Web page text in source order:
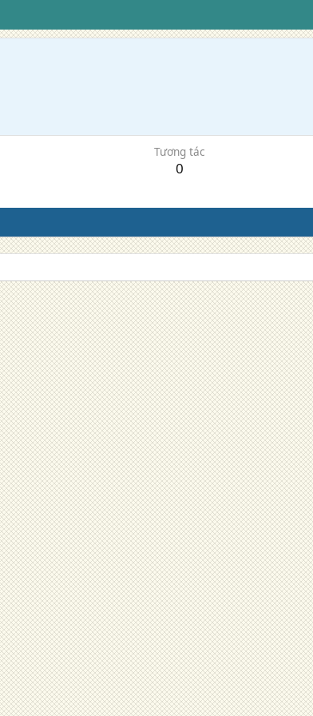
Tương tác
0